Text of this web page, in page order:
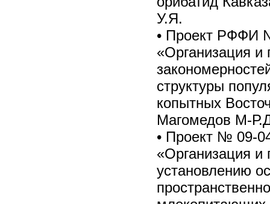
У.Я.
• Проект РФФИ
«Организация и
структуры
копытных
Магомедов М-
• Проект № 09-
«Организация и
установлению